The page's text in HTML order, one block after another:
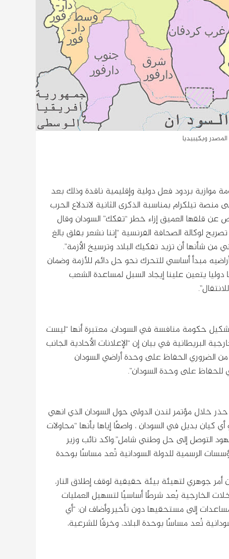
ويكيبيديا
بردود فعل دولية وإقليمية ناقدة وذلك بعد
تيلكرام بمناسبة الذكرى الثانية لاندلاع الحرب
قلقها العميق إزاء خطر “تفكك” السودان وقال
لوكالة الصحافة الفرنسية “إننا نشعر بقلق بالغ
من شأنها أن تزيد تفكيك البلاد وترسيخ الأزمة”.
مبدأ أساسي للتحرك نحو حل دائم للأزمة وضمان
دوليا يتعين علينا إيجاد السبل لمساعدة الشعب
تشكيل حكومة منافسة في السودان، معتبرة أنها “ليست
البريطانية في بيان إن “الإعلانات الأحادية الجانب
الضروري الحفاظ على وحدة أراضي السودان
للحفاظ على وحدة السودان”.
خلال مؤتمر لندن الدولي حول السودان الذي انهي
كيان بديل في السودان ، واصفًا إياها بأنها “محاولات
التوصل إلى حل وطني شامل”.واكد نائب وزير
الرسمية للدولة السودانية تُعد مساسًا بوحدة
جوهري لتهيئة بيئة حقيقية لوقف إطلاق النار،
الخارجية يُعد شرطًا أساسيًا لتسهيل العمليات
إلى مستحقيها دون تأخير.وأضاف ان: “أي
تُعد مساسًا بوحدة البلاد، وخرقًا للشرعية،